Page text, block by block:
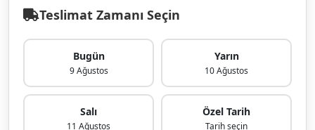
Teslimat Zamanı Seçin
Bugün
9 Ağustos
Yarın
10 Ağustos
Salı
11 Ağustos
Özel Tarih
Tarih seçin